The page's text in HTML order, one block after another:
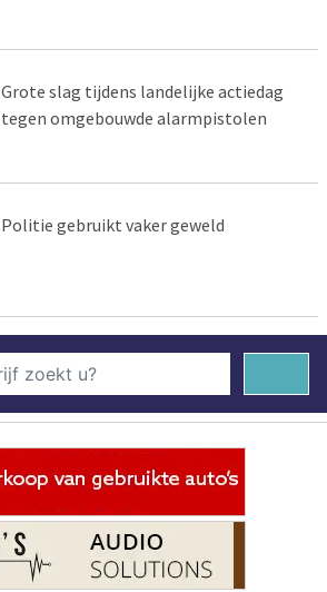
Grote slag tijdens landelijke actiedag
tegen omgebouwde alarmpistolen
Politie gebruikt vaker geweld